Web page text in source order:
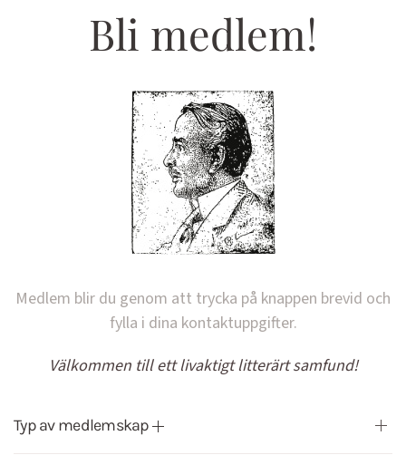
Bli medlem!
Medlem blir du genom att trycka på knappen brevid och
fylla i dina kontaktuppgifter.
Välkommen till ett livaktigt litterärt samfund!
Typ av medlemskap